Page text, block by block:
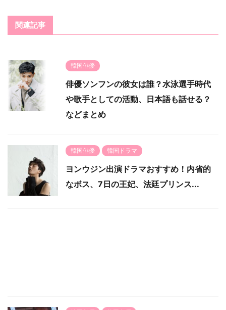
関連記事
韓国俳優
俳優ソンフンの彼女は誰？水泳選手時代
や歌手としての活動、日本語も話せる？
などまとめ
韓国俳優 韓国ドラマ
ヨンウジン出演ドラマおすすめ！内省的
なボス、7日の王妃、法廷プリンス...